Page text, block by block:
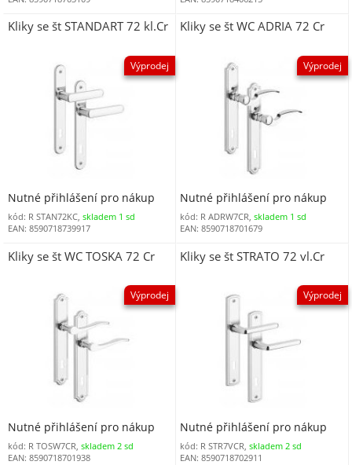
Kliky se št STANDART 72 kl.Cr
Výprodej
Nutné přihlášení pro nákup
kód: R STAN72KC, skladem 1 sd
EAN: 8590718739917
Kliky se št WC ADRIA 72 Cr
Výprodej
Nutné přihlášení pro nákup
kód: R ADRW7CR,skladem 1 sd
EAN: 8590718701679
Kliky se št WC TOSKA 72 Cr
Výprodej
Nutné přihlášení pro nákup
kód: R TOSW7CR, skladem 2 sd
EAN: 8590718701938
Kliky se št STRATO 72 vl.Cr
Výprodej
Nutné přihlášení pro nákup
kód: R STR7VCR,skladem 2 sd
EAN: 8590718702911